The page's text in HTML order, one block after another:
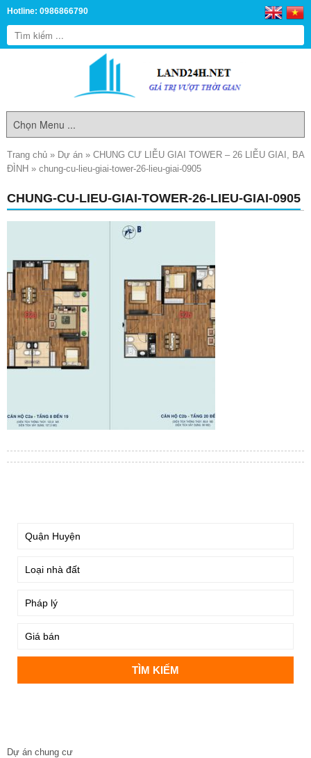
Hotline: 0986866790
Trang chủ » Dự án » CHUNG CƯ LIỄU GIAI TOWER – 26 LIỄU GIAI, BA
ĐÌNH » chung-cu-lieu-giai-tower-26-lieu-giai-0905
CHUNG-CU-LIEU-GIAI-TOWER-26-LIEU-GIAI-0905
Dự án chung cư